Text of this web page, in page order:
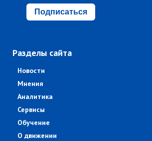
Подписаться
Разделы сайта
Новости
Мнения
Аналитика
Сервисы
Обучение
О движении